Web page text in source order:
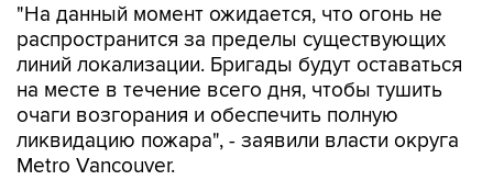
"На данный момент ожидается, что огонь не
распространится за пределы существующих
линий локализации. Бригады будут оставаться
на месте в течение всего дня, чтобы тушить
очаги возгорания и обеспечить полную
ликвидацию пожара", - заявили власти округа
Metro Vancouver.